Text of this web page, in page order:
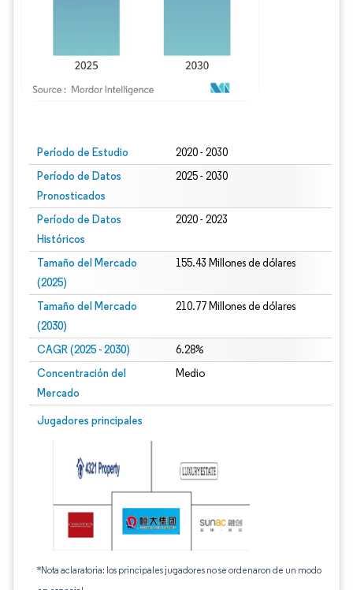
Período de Estudio 2020 - 2030
Período de Datos
Pronosticados
2025 - 2030
Período de Datos
Históricos
2020 - 2023
Tamaño del Mercado
(2025)
155.43 Millones de dólares
Tamaño del Mercado
(2030)
210.77 Millones de dólares
CAGR (2025 - 2030) 6.28%
Concentración del
Mercado
Medio
Jugadores principales
*Nota aclaratoria: los principales jugadores no se ordenaron de un modo